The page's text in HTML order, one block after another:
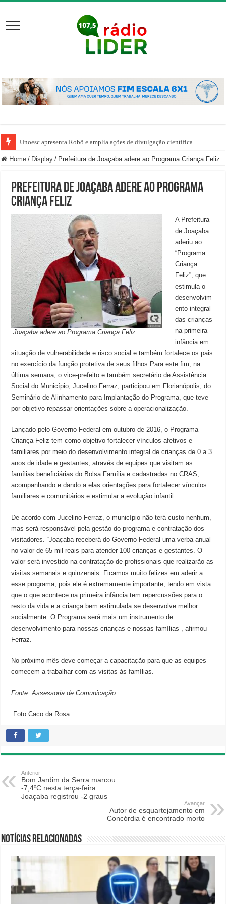
Unoesc apresenta Robô e amplia ações de divulgação científica
Home / Display / Prefeitura de Joaçaba adere ao Programa Criança Feliz
Prefeitura de Joaçaba adere ao Programa
Criança Feliz
Joaçaba adere ao Programa Criança Feliz
A Prefeitura
de Joaçaba
aderiu ao
“Programa
Criança
Feliz”, que
estimula o
desenvolvim
ento integral
das crianças
na primeira
infância em
situação de vulnerabilidade e risco social e também fortalece os pais
no exercício da função protetiva de seus filhos.Para este fim, na
última semana, o vice-prefeito e também secretário de Assistência
Social do Município, Jucelino Ferraz, participou em Florianópolis, do
Seminário de Alinhamento para Implantação do Programa, que teve
por objetivo repassar orientações sobre a operacionalização.
Lançado pelo Governo Federal em outubro de 2016, o Programa
Criança Feliz tem como objetivo fortalecer vínculos afetivos e
familiares por meio do desenvolvimento integral de crianças de 0 a 3
anos de idade e gestantes, através de equipes que visitam as
famílias beneficiárias do Bolsa Família e cadastradas no CRAS,
acompanhando e dando a elas orientações para fortalecer vínculos
familiares e comunitários e estimular a evolução infantil.
De acordo com Jucelino Ferraz, o município não terá custo nenhum,
mas será responsável pela gestão do programa e contratação dos
visitadores. “Joaçaba receberá do Governo Federal uma verba anual
no valor de 65 mil reais para atender 100 crianças e gestantes. O
valor será investido na contratação de profissionais que realizarão as
visitas semanais e quinzenais. Ficamos muito felizes em aderir a
esse programa, pois ele é extremamente importante, tendo em vista
que o que acontece na primeira infância tem repercussões para o
resto da vida e a criança bem estimulada se desenvolve melhor
socialmente. O Programa será mais um instrumento de
desenvolvimento para nossas crianças e nossas famílias”, afirmou
Ferraz.
No próximo mês deve começar a capacitação para que as equipes
comecem a trabalhar com as visitas às famílias.
Fonte: Assessoria de Comunicação
Foto Caco da Rosa
Anterior
Bom Jardim da Serra marcou
-7,4ºC nesta terça-feira.
Joaçaba registrou -2 graus
Avançar
Autor de esquartejamento em
Concórdia é encontrado morto
Notícias relacionadas